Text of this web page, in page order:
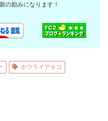
の励みになります！
ホウライアキコ